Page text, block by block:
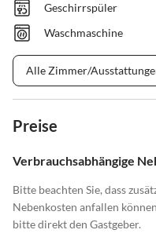
Geschirrspüler
Waschmaschine
Alle Zimmer/
Preise
Verbrauchsabhängige
Bitte beachten Sie, dass
Nebenkosten anfallen
bitte direkt den Gastgeber.